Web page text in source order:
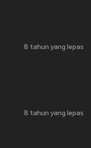
8 tahun yang lepas
8 tahun yang lepas